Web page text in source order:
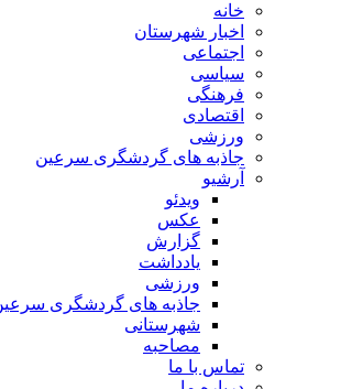
خانه
اخبار شهرستان
اجتماعی
سیاسی
فرهنگی
اقتصادی
ورزشی
جاذبه های گردشگری سرعین
آرشیو
ویدئو
عکس
گزارش
یادداشت
ورزشی
جاذبه های گردشگری
شهرستانی
مصاحبه
تماس با ما